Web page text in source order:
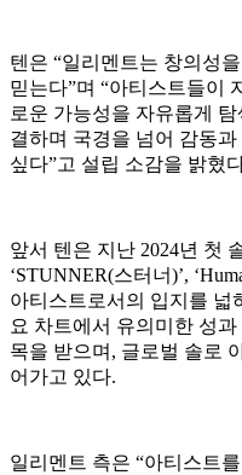
텐은 “일리멘트는 창의성
믿는다”며 “아티스트들이
로운 가능성을 자유롭게
결하며 국경을 넘어 감동
싶다”고 설립 소감을 밝혔
앞서 텐은 지난 2024년 첫
‘STUNNER(스터너)’,
아티스트로서의 입지를 넓
요 차트에서 유의미한 성
목을 받으며, 글로벌 솔로
어가고 있다.
일리멘트 측은 “아티스트